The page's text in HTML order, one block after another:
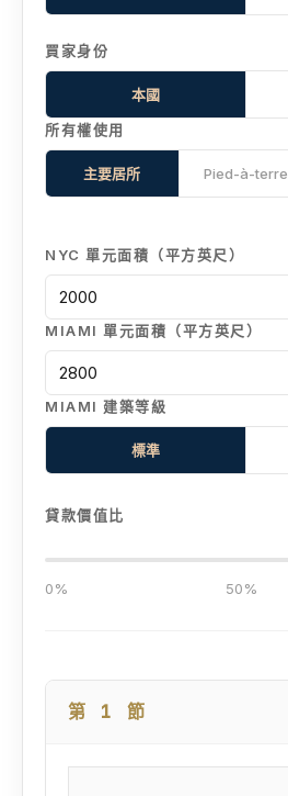
買家身份
本國
所有權使用
主要居所 Pied-à-terre
NYC 單元面積（平方英尺）
MIAMI 單元面積（平方英尺）
MIAMI 建築等級
標準
貸款價值比
0% 50%
第 1 節